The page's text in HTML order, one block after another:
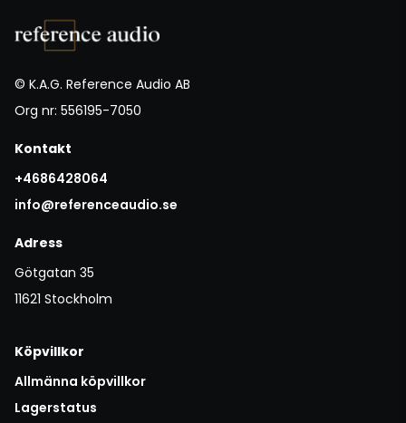
© K.A.G. Reference Audio AB
Org nr: 556195-7050
Kontakt
+4686428064
info@referenceaudio.se
Adress
Götgatan 35
11621 Stockholm
Köpvillkor
Allmänna köpvillkor
Lagerstatus